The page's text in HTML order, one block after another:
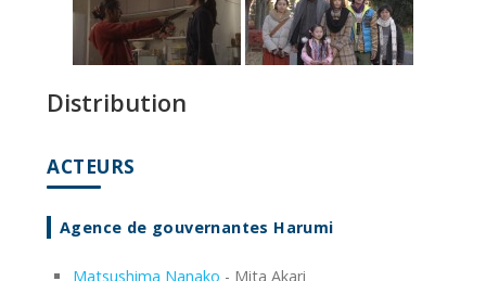
Distribution
ACTEURS
Agence de gouvernantes Harumi
Matsushima Nanako - Mita Akari